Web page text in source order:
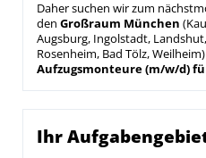
Daher suchen wir zum
den Großraum München
Augsburg, Ingolstadt,
Rosenheim, Bad Tölz,
Aufzugsmonteure (m/w/d)
Ihr